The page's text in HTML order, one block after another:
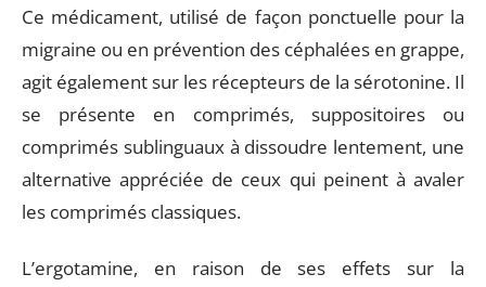
Ce médicament, utilisé de façon ponctuelle pour la
migraine ou en prévention des céphalées en grappe,
agit également sur les récepteurs de la sérotonine. Il
se présente en comprimés, suppositoires ou
comprimés sublinguaux à dissoudre lentement, une
alternative appréciée de ceux qui peinent à avaler
les comprimés classiques.
L’ergotamine, en raison de ses effets sur la